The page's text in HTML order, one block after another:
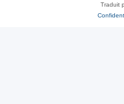
Traduit